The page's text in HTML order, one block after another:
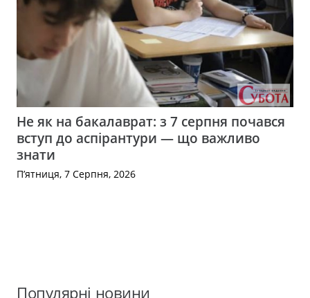
Не як на бакалаврат: з 7 серпня почався
вступ до аспірантури — що важливо
знати
П’ятниця, 7 Серпня, 2026
Популярні новини